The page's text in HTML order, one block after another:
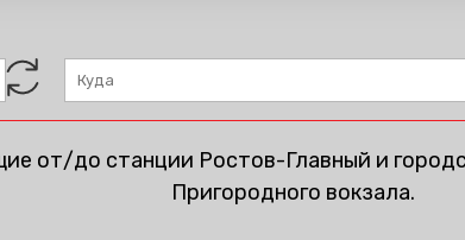
от/до станции Ростов-Главный и
Пригородного вокзала.